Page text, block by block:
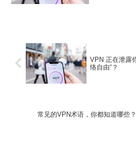
VPN 正在泄露
络自由“？
常见的VPN术语，你都知道哪些？